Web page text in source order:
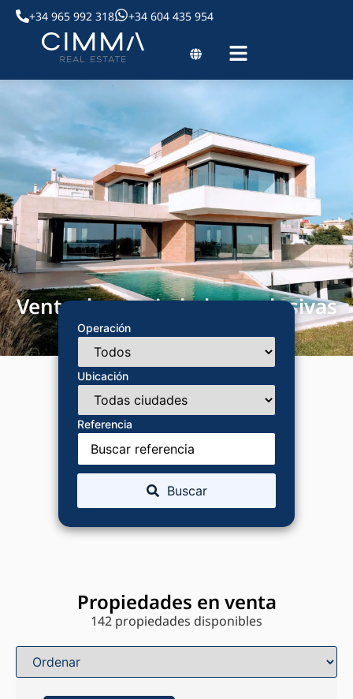
+34 965 992 318 +34 604 435 954
Venta de propiedades exclusivas
Operación
Ubicación
Referencia
Buscar
Propiedades en venta
142 propiedades disponibles